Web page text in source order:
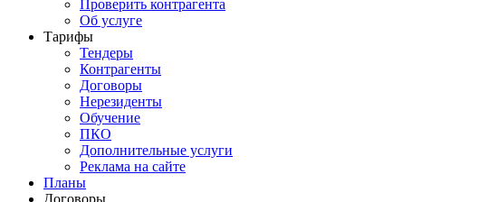
Проверить контрагента
Об услуге
Тарифы
Тендеры
Контрагенты
Договоры
Нерезиденты
Обучение
ПКО
Дополнительные услуги
Реклама на сайте
Планы